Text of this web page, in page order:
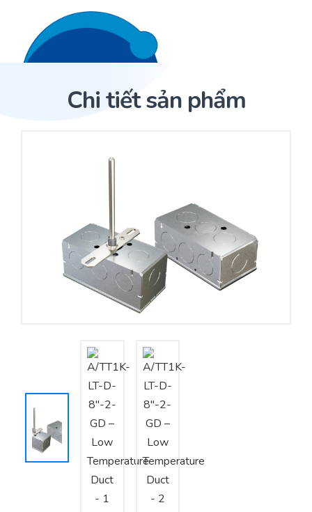
Trang Chủ
Nhà phân phối cảm biến
Nhà sản xuất thiết bị điều khiển
Cung cấp giải pháp quản lý cho toà nhà (BMS)
Tư vấn – Thiết kế – Cung cấp thiết bị HVAC
Tư vấn thiết kế, thi công tủ điều khiển
Thi công – Lắp đặt hệ thống HVAC
Chi tiết sản phẩm